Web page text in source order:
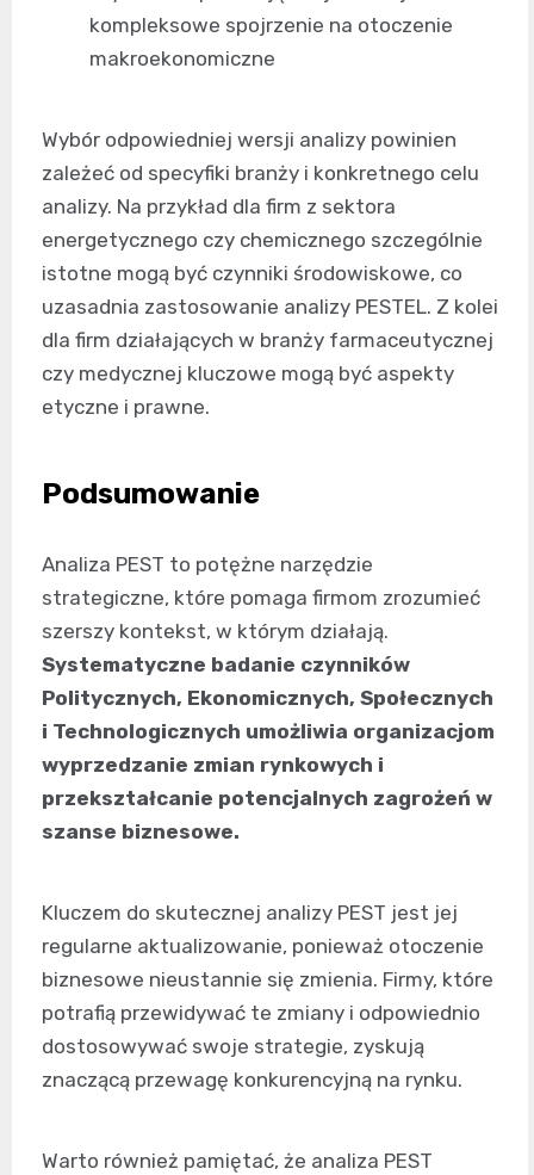
kompleksowe spojrzenie na otoczenie
makroekonomiczne
Wybór odpowiedniej wersji analizy powinien
zależeć od specyfiki branży i konkretnego celu
analizy. Na przykład dla firm z sektora
energetycznego czy chemicznego szczególnie
istotne mogą być czynniki środowiskowe, co
uzasadnia zastosowanie analizy PESTEL. Z kolei
dla firm działających w branży farmaceutycznej
czy medycznej kluczowe mogą być aspekty
etyczne i prawne.
Podsumowanie
Analiza PEST to potężne narzędzie
strategiczne, które pomaga firmom zrozumieć
szerszy kontekst, w którym działają.
Systematyczne badanie czynników
Politycznych, Ekonomicznych, Społecznych
i Technologicznych umożliwia organizacjom
wyprzedzanie zmian rynkowych i
przekształcanie potencjalnych zagrożeń w
szanse biznesowe.
Kluczem do skutecznej analizy PEST jest jej
regularne aktualizowanie, ponieważ otoczenie
biznesowe nieustannie się zmienia. Firmy, które
potrafią przewidywać te zmiany i odpowiednio
dostosowywać swoje strategie, zyskują
znaczącą przewagę konkurencyjną na rynku.
Warto również pamiętać, że analiza PEST